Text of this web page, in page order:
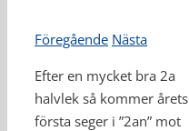
Föregående Nästa
Efter en mycket bra 2a
halvlek så kommer årets
första seger i ”2an” mot